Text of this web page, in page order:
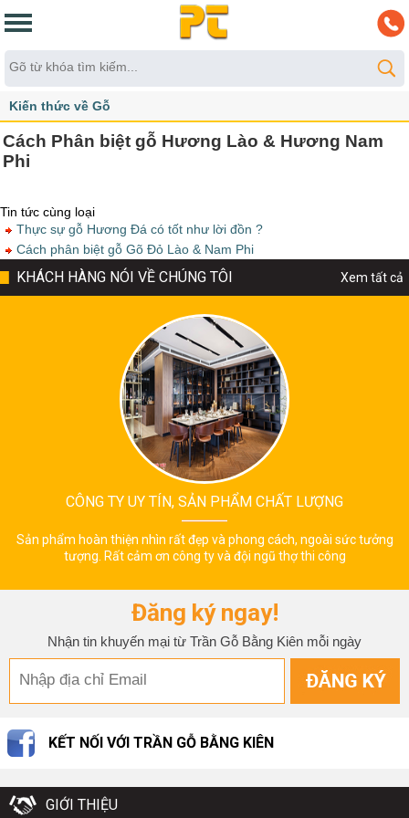
Kiến thức về Gỗ
Cách Phân biệt gỗ Hương Lào & Hương Nam
Phi
Tin tức cùng loại
Thực sự gỗ Hương Đá có tốt như lời đồn ?
Cách phân biệt gỗ Gõ Đỏ Lào & Nam Phi
Xem tất cả
KHÁCH HÀNG NÓI VỀ CHÚNG TÔI
CÔNG TY UY TÍN, SẢN PHẨM CHẤT LƯỢNG
Sản phẩm hoàn thiện nhìn rất đẹp và phong cách, ngoài sức tưởng
tượng. Rất cảm ơn công ty và đội ngũ thợ thi công
Đăng ký ngay!
Nhận tin khuyến mại từ Trần Gỗ Bằng Kiên mỗi ngày
KẾT NỐI VỚI TRẦN GỖ BẰNG KIÊN
GIỚI THIỆU